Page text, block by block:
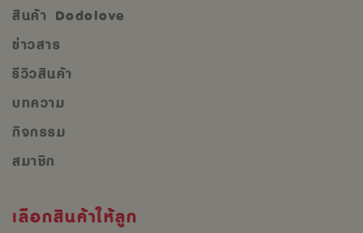
สินค้า Dodolove
ข่าวสาร
รีวิวสินค้า
บทความ
กิจกรรม
สมาชิก
เลือกสินค้าให้ลูก